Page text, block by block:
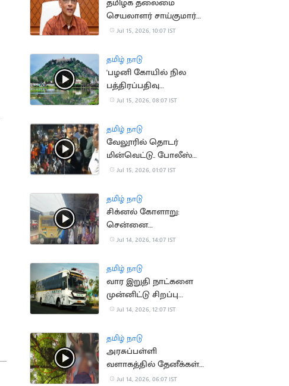
செயலாளர் சாய்குமார்
பதவிக்காலம் 6
Jul 15, 2026, 10:07 IST
தமிழ் நாடு
'பழனி கோயில் நில
பத்திரப்பதிவு
செல்லாது'.. நீதிமன்றம்
Jul 15, 2026, 08:07 IST
தமிழ் நாடு
வேலூரில் தொடர்
மின்வெட்டு.. போலீஸ்
பேச்சால் சர்ச்சை
Jul 15, 2026, 01:07 IST
தமிழ் நாடு
சிக்னல் கோளாறு:
சென்னை
கடற்கரையில் புறநகர்
Jul 14, 2026, 14:07 IST
தமிழ் நாடு
வார இறுதி நாட்களை
முன்னிட்டு சிறப்பு
பேருந்துகள் இயக்கம்
Jul 14, 2026, 12:07 IST
தமிழ் நாடு
அரசுப்பள்ளி
வளாகத்தில் தேனீக்கள்
கொட்டி 50
Jul 14, 2026, 06:07 IST